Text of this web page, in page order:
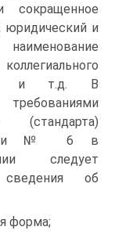
юридический и
и т.д. В
(стандарта)
№ 6 в
следует
об
форма;